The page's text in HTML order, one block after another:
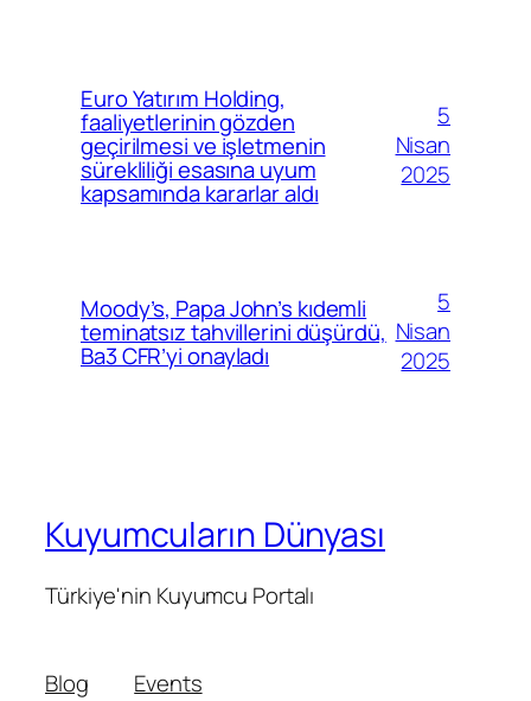
Euro Yatırım Holding,
faaliyetlerinin gözden
geçirilmesi ve işletmenin
sürekliliği esasına uyum
kapsamında kararlar aldı
5
Nisan
2025
Moody’s, Papa John’s kıdemli
teminatsız tahvillerini düşürdü,
Ba3 CFR’yi onayladı
5
Nisan
2025
Kuyumcuların Dünyası
Türkiye'nin Kuyumcu Portalı
Blog
Events